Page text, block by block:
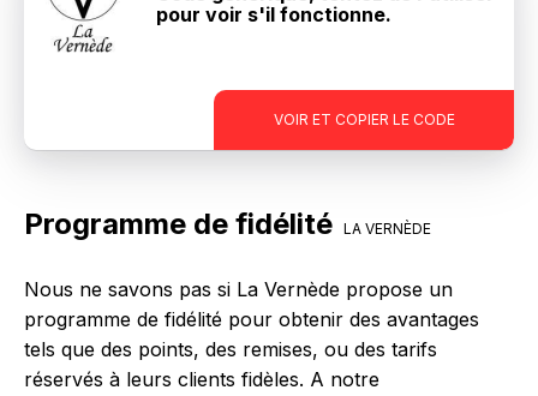
VOIR ET COPIER LE CODE
pour voir s'il fonctionne.
Programme de fidélité LA VERNÈDE
Nous ne savons pas si La Vernède propose un
programme de fidélité pour obtenir des avantages
tels que des points, des remises, ou des tarifs
réservés à leurs clients fidèles. A notre